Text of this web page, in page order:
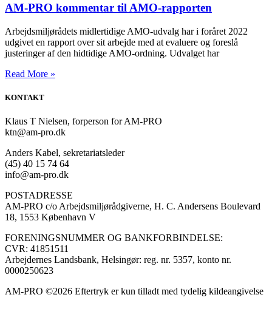
AM-PRO kommentar til AMO-rapporten
Arbejdsmiljørådets midlertidige AMO-udvalg har i foråret 2022
udgivet en rapport over sit arbejde med at evaluere og foreslå
justeringer af den hidtidige AMO-ordning. Udvalget har
Read More »
KONTAKT
Klaus T Nielsen, forperson for AM-PRO
ktn@am-pro.dk
Anders Kabel, sekretariatsleder
(45) 40 15 74 64
info@am-pro.dk
POSTADRESSE
AM-PRO c/o Arbejdsmiljørådgiverne, H. C. Andersens Boulevard
18, 1553 København V
FORENINGSNUMMER OG BANKFORBINDELSE:
CVR: 41851511
Arbejdernes Landsbank, Helsingør: reg. nr. 5357, konto nr.
0000250623
AM-PRO ©2026 Eftertryk er kun tilladt med tydelig kildeangivelse